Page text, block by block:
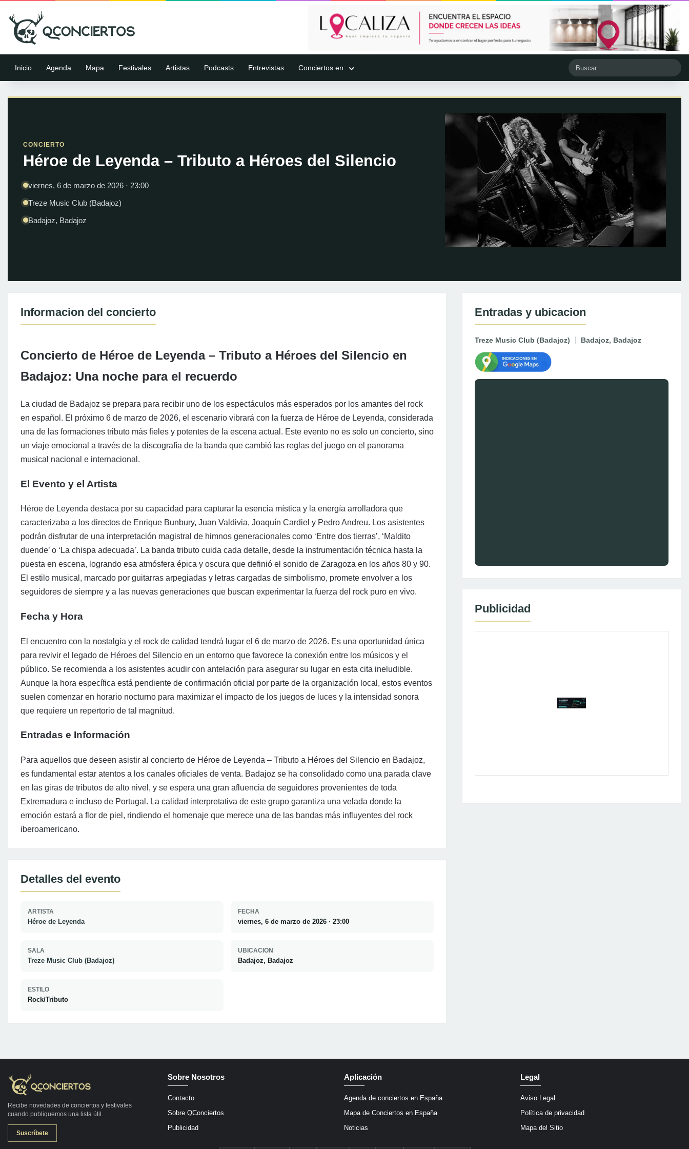
Inicio Agenda Mapa Festivales Artistas Podcasts Entrevistas Conciertos en:
CONCIERTO
Héroe de Leyenda – Tributo a Héroes del Silencio
viernes, 6 de marzo de 2026 · 23:00
Treze Music Club (Badajoz)
Badajoz, Badajoz
Informacion del concierto
Concierto de Héroe de Leyenda – Tributo a Héroes del Silencio en
Badajoz: Una noche para el recuerdo
La ciudad de Badajoz se prepara para recibir uno de los espectáculos más esperados por los amantes del rock
en español. El próximo 6 de marzo de 2026, el escenario vibrará con la fuerza de Héroe de Leyenda, considerada
una de las formaciones tributo más fieles y potentes de la escena actual. Este evento no es solo un concierto, sino
un viaje emocional a través de la discografía de la banda que cambió las reglas del juego en el panorama
musical nacional e internacional.
El Evento y el Artista
Héroe de Leyenda destaca por su capacidad para capturar la esencia mística y la energía arrolladora que
caracterizaba a los directos de Enrique Bunbury, Juan Valdivia, Joaquín Cardiel y Pedro Andreu. Los asistentes
podrán disfrutar de una interpretación magistral de himnos generacionales como ‘Entre dos tierras’, ‘Maldito
duende’ o ‘La chispa adecuada’. La banda tributo cuida cada detalle, desde la instrumentación técnica hasta la
puesta en escena, logrando esa atmósfera épica y oscura que definió el sonido de Zaragoza en los años 80 y 90.
El estilo musical, marcado por guitarras arpegiadas y letras cargadas de simbolismo, promete envolver a los
seguidores de siempre y a las nuevas generaciones que buscan experimentar la fuerza del rock puro en vivo.
Fecha y Hora
El encuentro con la nostalgia y el rock de calidad tendrá lugar el 6 de marzo de 2026. Es una oportunidad única
para revivir el legado de Héroes del Silencio en un entorno que favorece la conexión entre los músicos y el
público. Se recomienda a los asistentes acudir con antelación para asegurar su lugar en esta cita ineludible.
Aunque la hora específica está pendiente de confirmación oficial por parte de la organización local, estos eventos
suelen comenzar en horario nocturno para maximizar el impacto de los juegos de luces y la intensidad sonora
que requiere un repertorio de tal magnitud.
Entradas e Información
Para aquellos que deseen asistir al concierto de Héroe de Leyenda – Tributo a Héroes del Silencio en Badajoz,
es fundamental estar atentos a los canales oficiales de venta. Badajoz se ha consolidado como una parada clave
en las giras de tributos de alto nivel, y se espera una gran afluencia de seguidores provenientes de toda
Extremadura e incluso de Portugal. La calidad interpretativa de este grupo garantiza una velada donde la
emoción estará a flor de piel, rindiendo el homenaje que merece una de las bandas más influyentes del rock
iberoamericano.
Detalles del evento
ARTISTA
Héroe de Leyenda
FECHA
viernes, 6 de marzo de 2026 · 23:00
SALA
Treze Music Club (Badajoz)
UBICACION
Badajoz, Badajoz
ESTILO
Rock/Tributo
Entradas y ubicacion
Treze Music Club (Badajoz) Badajoz, Badajoz
Publicidad
Publicidad
Recibe novedades de conciertos y festivales
cuando publiquemos una lista útil.
Suscríbete
Sobre Nosotros
Contacto
Sobre QConciertos
Publicidad
Aplicación
Agenda de conciertos en España
Mapa de Conciertos en España
Noticias
Legal
Aviso Legal
Política de privacidad
Mapa del Sitio